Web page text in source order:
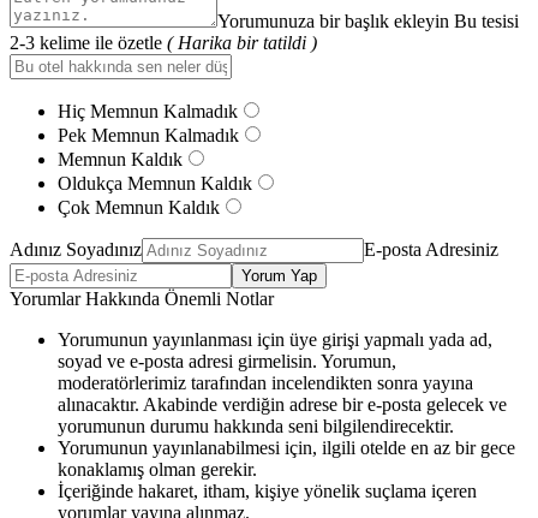
Yorumunuza bir başlık ekleyin Bu tesisi
2-3 kelime ile özetle ( Harika bir tatildi )
Hiç Memnun Kalmadık
Pek Memnun Kalmadık
Memnun Kaldık
Oldukça Memnun Kaldık
Çok Memnun Kaldık
Adınız Soyadınız E-posta Adresiniz
Yorum Yap
Yorumlar Hakkında Önemli Notlar
Yorumunun yayınlanması için üye girişi yapmalı yada ad,
soyad ve e-posta adresi girmelisin. Yorumun,
moderatörlerimiz tarafından incelendikten sonra yayına
alınacaktır. Akabinde verdiğin adrese bir e-posta gelecek ve
yorumunun durumu hakkında seni bilgilendirecektir.
Yorumunun yayınlanabilmesi için, ilgili otelde en az bir gece
konaklamış olman gerekir.
İçeriğinde hakaret, itham, kişiye yönelik suçlama içeren
yorumlar yayına alınmaz.